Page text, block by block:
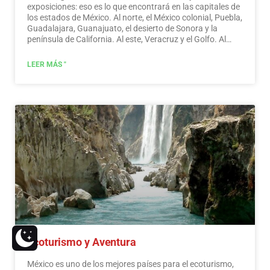
exposiciones: eso es lo que encontrará en las capitales de
los estados de México. Al norte, el México colonial, Puebla,
Guadalajara, Guanajuato, el desierto de Sonora y la
península de California. Al este, Veracruz y el Golfo. Al
Riviera Maya y las pirámides de Chichén-Itzá, Tulúm y
LEER MÁS "
Ecoturismo y Aventura
México es uno de los mejores países para el ecoturismo,